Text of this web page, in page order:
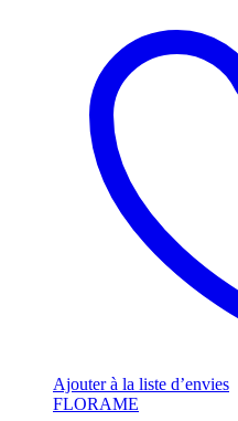
Ajouter à la liste d’envies
FLORAME